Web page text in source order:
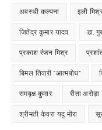
अवस्थी कल्पना इली
जितेंद्र कुमार यादव डा.
प्रकाश रंजन मिश्र
बिमल तिवारी "आत्मबोध"
रामबृक्ष कुमार रीता अरोड़ा
श्रीमती केवरा यदु मीरा